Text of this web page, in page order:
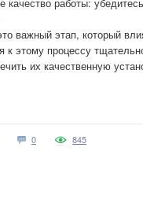
важный этап, который
этому процессу
их качественную
0 845